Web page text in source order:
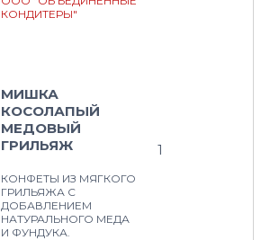
КОНДИТЕРЫ"
МИШКА
КОСОЛАПЫЙ
МЕДОВЫЙ
ГРИЛЬЯЖ
КОНФЕТЫ ИЗ МЯГКОГО
ГРИЛЬЯЖА С
ДОБАВЛЕНИЕМ
НАТУРАЛЬНОГО МЕДА
И ФУНДУКА.
1